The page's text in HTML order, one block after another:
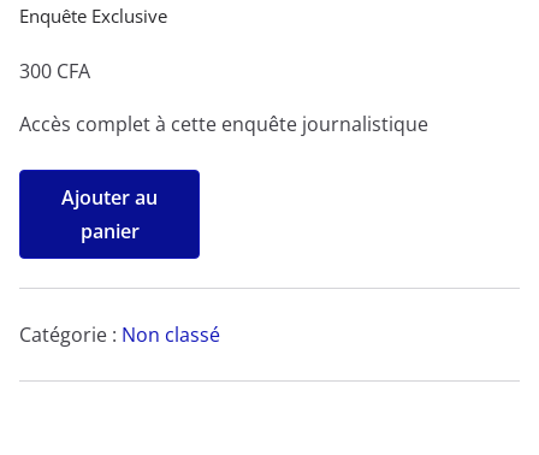
Enquête Exclusive
300 CFA
Accès complet à cette enquête journalistique
quantité
Jeux
de
hasard
développement :
Ajouter au
panier
Catégorie : Non classé